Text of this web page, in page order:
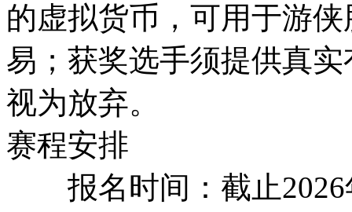
的虚拟货币，可用于游
易；获奖选手须提供真
视为放弃。
赛程安排
报名时间：截止2026